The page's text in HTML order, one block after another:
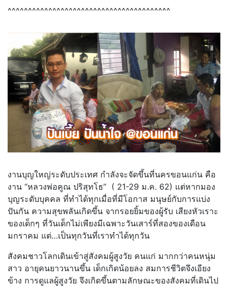
^^^^^^^^^^^^^^^^^^^^^^^^^^^^^^^^^^^^^^^^
งานบุญใหญ่ระดับประเทศ กำลังจะจัดขึ้นที่นครขอนแก่น คือ
งาน “หลวงพ่อคูณ ปริสุทโธ” ( 21-29 ม.ค. 62) แต่หากมอง
บุญระดับบุคคล ที่ทำได้ทุกเมื่อที่มีโอกาส มนุษย์กับการแบ่ง
ปันกัน ความสุขพลันเกิดขึ้น จากรอยยิ้มของผู้รับ เสียงหัวเราะ
ของเด็กๆ ที่วันเด็กไม่เพียงมีเฉพาะวันเสาร์ที่สองของเดือน
มกราคม แต่…เป็นทุกวันที่เราทำได้ทุกวัน
สังคมชาวโลกเดินเข้าสู่สังคมผู้สูงวัย คนแก่ มากกว่าคนหนุ่ม
สาว อายุคนยาวนานขึ้น เด็กเกิดน้อยลง สมการชีวิตจึงเอียง
ข้าง การดูแลผู้สูงวัย จึงเกิดขึ้นตามลักษณะของสังคมที่เดินไป